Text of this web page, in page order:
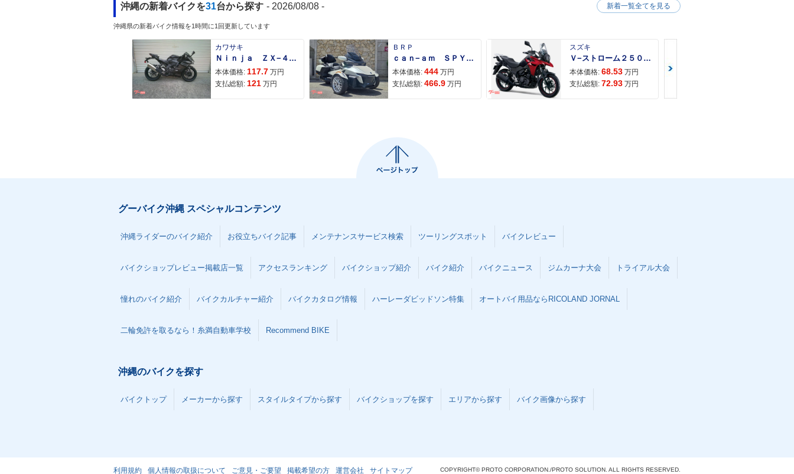
沖縄の新着バイクを31台から探す - 2026/08/08 -
沖縄県の新着バイク情報を1時間に1回更新しています
カワサキ
Ｎｉｎｊａ ＺＸ−４Ｒ ＳＥ
本体価格: 117.7 万円
支払総額: 121 万円
ＢＲＰ
ｃａｎ−ａｍ ＳＰＹＤＥＲ ＲＴ ＬＩＭＩＴＥＤ
本体価格: 444 万円
支払総額: 466.9 万円
スズキ
Ｖ−ストローム２５０ ２６年モデル 水冷２気筒エンジン ＬＥＤヘッドライト標準装備
本体価格: 68.53 万円
支払総額: 72.93 万円
新着一覧全てを見る
グーバイク沖縄 スペシャルコンテンツ
沖縄ライダーのバイク紹介 お役立ちバイク記事 メンテナンスサービス検索 ツーリングスポット バイクレビュー
バイクショップレビュー掲載店一覧 アクセスランキング バイクショップ紹介 バイク紹介 バイクニュース ジムカーナ大会 トライアル大会
憧れのバイク紹介 バイクカルチャー紹介 バイクカタログ情報 ハーレーダビッドソン特集 オートバイ用品ならRICOLAND JORNAL
二輪免許を取るなら！糸満自動車学校 Recommend BIKE
沖縄のバイクを探す
バイクトップ メーカーから探す スタイルタイプから探す バイクショップを探す エリアから探す バイク画像から探す
利用規約 個人情報の取扱について ご意見・ご要望 掲載希望の方 運営会社 サイトマップ COPYRIGHT© PROTO CORPORATION./PROTO SOLUTION. ALL RIGHTS RESERVED.